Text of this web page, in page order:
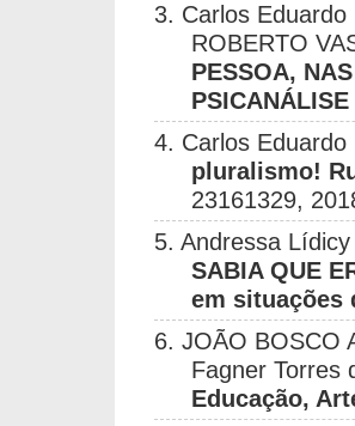
3. Carlos
ROBERTO
PESSOA,
4. Carlos
pluralismo!
23161329,
5. Andressa
SABIA QUE
em situações
6. JOÃO BOSCO
Fagner Torres
Educação,